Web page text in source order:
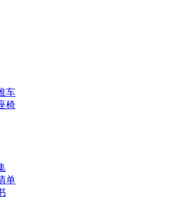
车
椅
单